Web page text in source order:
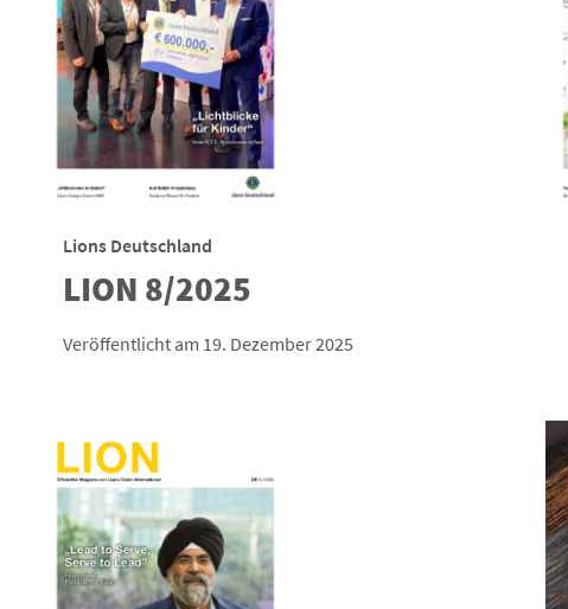
Lions Deutschland
LION 8/2025
Veröffentlicht am 19. Dezember 2025